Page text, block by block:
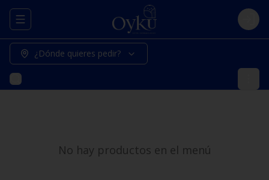
Abrir menu de navegación Login
¿Dónde quieres pedir?
No hay productos en el menú